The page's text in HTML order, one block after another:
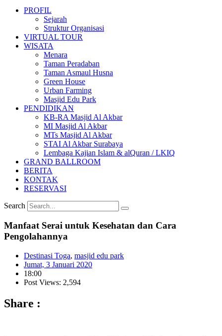
PROFIL
Sejarah
Struktur Organisasi
VIRTUAL TOUR
WISATA
Menara
Taman Peradaban
Taman Asmaul Husna
Green House
Urban Farming
Masjid Edu Park
PENDIDIKAN
KB-RA Masjid Al Akbar
MI Masjid Al Akbar
MTs Masjid Al Akbar
STAI Al Akbar Surabaya
Lembaga Kajian Islam & alQuran / LKIQ
GRAND BALLROOM
BERITA
KONTAK
RESERVASI
Search
Manfaat Serai untuk Kesehatan dan Cara
Pengolahannya
Destinasi Toga, masjid edu park
Jumat, 3 Januari 2020
18:00
Post Views: 2,594
Share :